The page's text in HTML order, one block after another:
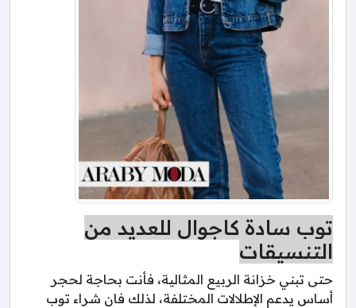
توب سادة كاجوال للعديد من
التنسيقات
حتى تبني خزانة الربيع المثالية، فأنت بحاجة لحجر
أساس يدعم الإطلالات المختلفة، لذلك فان شراء توب